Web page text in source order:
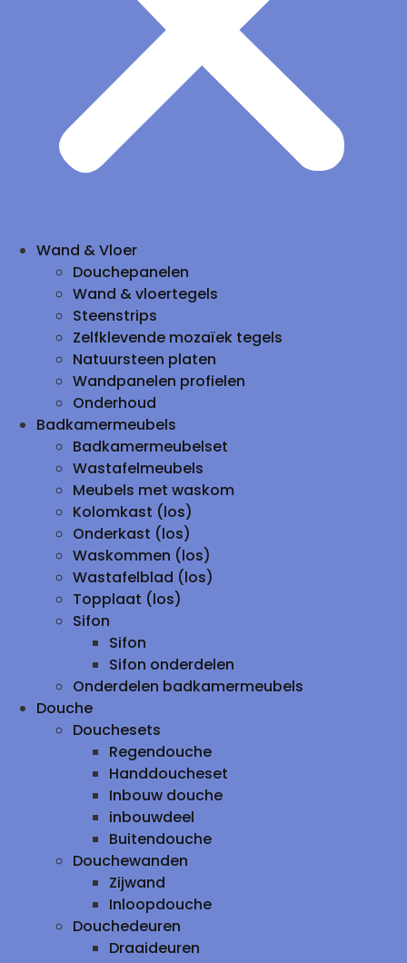
Wand & Vloer
Douchepanelen
Wand & vloertegels
Steenstrips
Zelfklevende mozaïek tegels
Natuursteen platen
Wandpanelen profielen
Onderhoud
Badkamermeubels
Badkamermeubelset
Wastafelmeubels
Meubels met waskom
Kolomkast (los)
Onderkast (los)
Waskommen (los)
Wastafelblad (los)
Topplaat (los)
Sifon
Sifon
Sifon onderdelen
Onderdelen badkamermeubels
Douche
Douchesets
Regendouche
Handdoucheset
Inbouw douche
inbouwdeel
Buitendouche
Douchewanden
Zijwand
Inloopdouche
Douchedeuren
Draaideuren